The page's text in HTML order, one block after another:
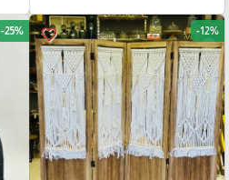
favorite_border -12%
-25%